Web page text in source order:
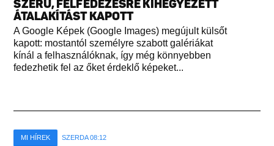
SZERŰ, FELFEDEZÉSRE KIHEGYEZETT
ÁTALAKÍTÁST KAPOTT
A Google Képek (Google Images) megújult külsőt
kapott: mostantól személyre szabott galériákat
kínál a felhasználóknak, így még könnyebben
fedezhetik fel az őket érdeklő képeket...
MI HÍREK SZERDA 08:12